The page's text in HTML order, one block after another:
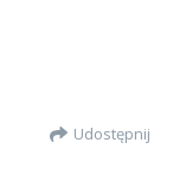
Udostępnij